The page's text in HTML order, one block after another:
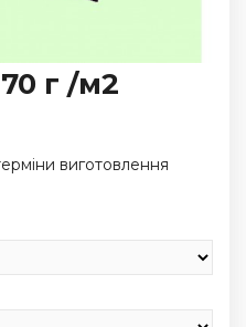
г /м2
виготовлення